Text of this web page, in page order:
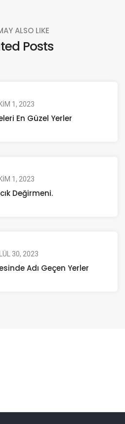
ALSO LIKE
Posts
1, 2023
En Güzel Yerler
1, 2023
Değirmeni.
30, 2023
Adı Geçen Yerler